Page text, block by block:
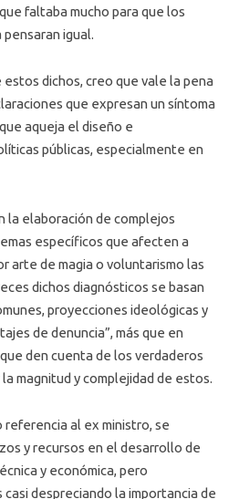
faltaba mucho para que los
igual.
dichos, creo que vale la pena
que expresan un síntoma
aqueja el diseño e
públicas, especialmente en
la elaboración de complejos
específicos que afecten a
arte de magia o voluntarismo las
dichos diagnósticos se basan
proyecciones ideológicas y
de denuncia”, más que en
den cuenta de los verdaderos
magnitud y complejidad de estos.
al ex ministro, se
y recursos en el desarrollo de
y económica, pero
despreciando la importancia de